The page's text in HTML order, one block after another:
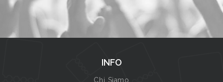
INFO
Chi Siamo